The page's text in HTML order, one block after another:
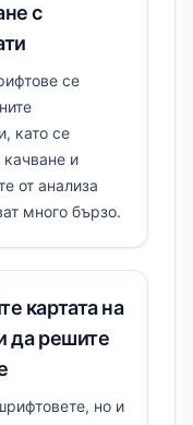
с
се
като се
качване и
от анализа
много бързо.
картата на
да решите
но и